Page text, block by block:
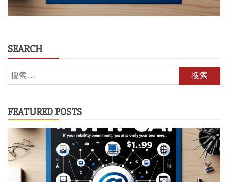
SEARCH
搜
索：
FEATURED POSTS